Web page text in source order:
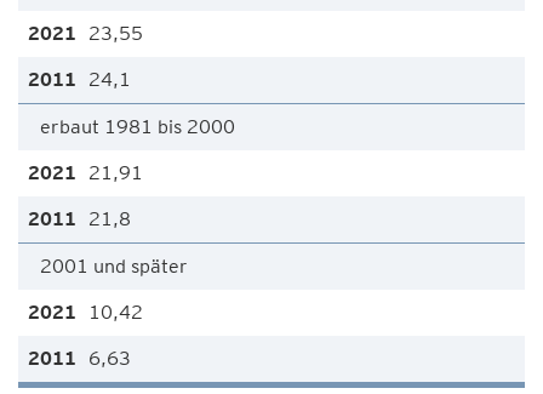
23,55
24,1
erbaut 1981 bis 2000
21,91
21,8
2001 und später
10,42
6,63